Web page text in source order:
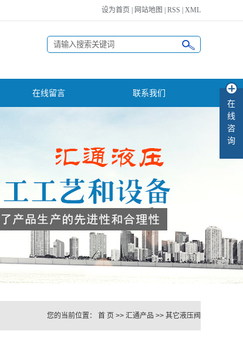
设为首页 网站地图 RSS XML
在线留言 联系我们
您的当前位置： 首 页 >> 汇通产品 >> 其它液压阀
在
线
咨
询